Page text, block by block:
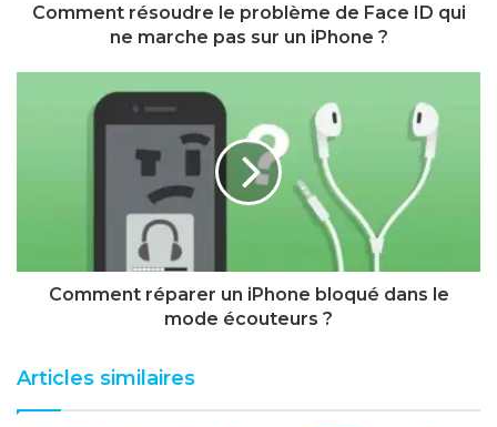
Comment résoudre le problème de Face ID qui
ne marche pas sur un iPhone ?
Comment réparer un iPhone bloqué dans le
mode écouteurs ?
Articles similaires